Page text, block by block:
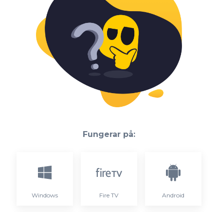
Fungerar på:
Windows Fire TV Android